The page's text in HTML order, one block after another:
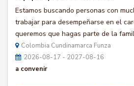
Estamos buscando personas con
trabajar para desempeñarse en el
queremos que hagas parte de la
Colombia Cundinamarca Funza
2026-08-17 - 2027-08-16
a convenir